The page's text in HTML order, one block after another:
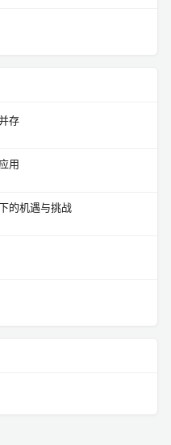
存
用
的机遇与挑战